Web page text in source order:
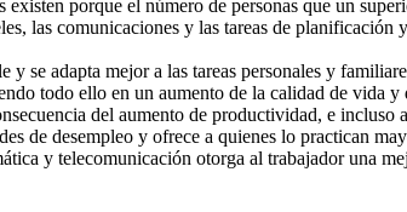
porque el número de personas que un
las comunicaciones y las tareas de planificación
se adapta mejor a las tareas personales y
todo ello en un aumento de la calidad de vida
del aumento de productividad, e
de desempleo y ofrece a quienes lo practican
y telecomunicación otorga al trabajador una